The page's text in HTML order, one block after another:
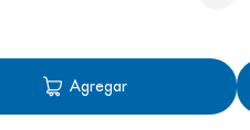
Agregar